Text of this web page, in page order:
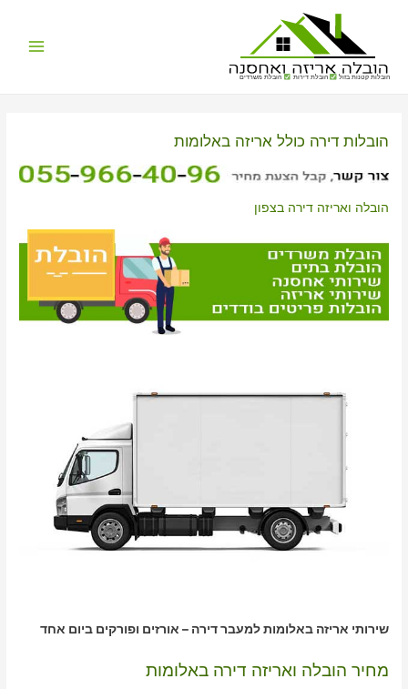
הובלות קטנות בזול הובלת דירות הובלת משרדים
הובלות דירה כולל אריזה באלומות
הובלה ואריזה דירה בצפון
שירותי אריזה באלומות למעבר דירה – אורזים ופורקים ביום אחד
מחיר הובלה ואריזה דירה באלומות